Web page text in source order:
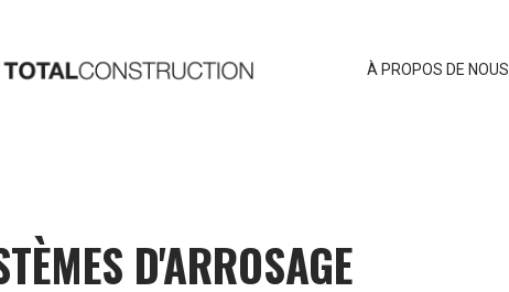
À PROPOS DE NOUS
D'ARROSAGE